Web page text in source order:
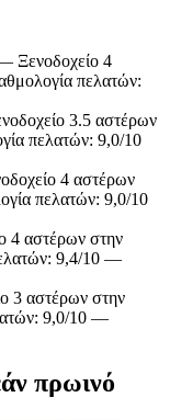
Ξενοδοχείο 4
πελατών:
3.5 αστέρων
πελατών: 9,0/10
4 αστέρων
πελατών: 9,0/10
4 αστέρων στην
9,4/10 —
3 αστέρων στην
9,0/10 —
πρωινό